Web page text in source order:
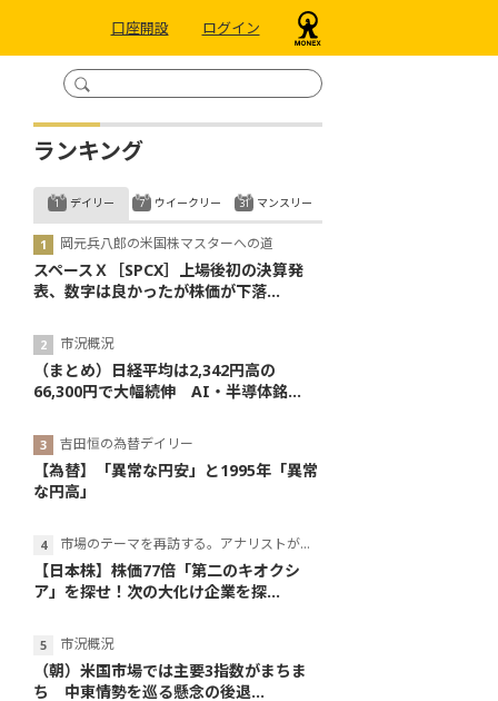
口座開設 ログイン
ランキング
デイリー
岡元兵八郎の米国株マスターへの道
スペースＸ［SPCX］上場後初の決算発
表、数字は良かったが株価が下落...
市況概況
（まとめ）日経平均は2,342円高の
66,300円で大幅続伸 AI・半導体銘...
吉田恒の為替デイリー
【為替】「異常な円安」と1995年「異常
な円高」
市場のテーマを再訪する。アナリストが読み解くテーマの本質
【日本株】株価77倍「第二のキオクシ
ア」を探せ！次の大化け企業を探...
市況概況
（朝）米国市場では主要3指数がまちま
ち 中東情勢を巡る懸念の後退...
ウイークリー マンスリー